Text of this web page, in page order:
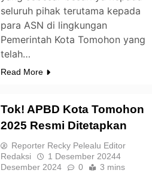
seluruh pihak terutama kepada
para ASN di lingkungan
Pemerintah Kota Tomohon yang
telah…
Read More
Tok! APBD Kota Tomohon
2025 Resmi Ditetapkan
Reporter Recky Pelealu Editor
Redaksi
1 Desember 20244
Desember 2024
0 3 mins